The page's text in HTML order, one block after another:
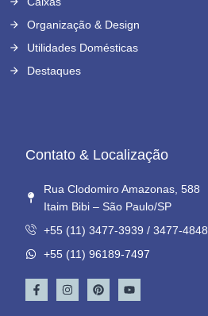
Organização & Design
Utilidades Domésticas
Destaques
Contato & Localização
Rua Clodomiro Amazonas, 588
Itaim Bibi – São Paulo/SP
+55 (11) 3477-3939 / 3477-4848
+55 (11) 96189-7497